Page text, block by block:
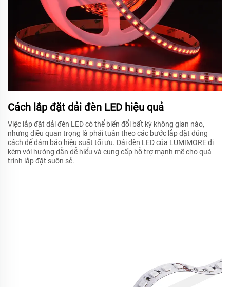
Cách lắp đặt dải đèn LED hiệu quả
Việc lắp đặt dải đèn LED có thể biến đổi bất kỳ không gian nào,
nhưng điều quan trọng là phải tuân theo các bước lắp đặt đúng
cách để đảm bảo hiệu suất tối ưu. Dải đèn LED của LUMIMORE đi
kèm với hướng dẫn dễ hiểu và cung cấp hỗ trợ mạnh mẽ cho quá
trình lắp đặt suôn sẻ.